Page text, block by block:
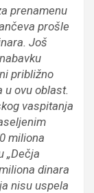
prenamenu
prošle
Još
približno
u ovu oblast.
vaspitanja
miliona
„Dečja
dinara
nisu uspela